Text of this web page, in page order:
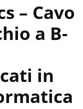
– Cavo
a B-
in